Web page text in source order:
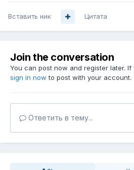
Вставить ник Цитата
Join the conversation
You can post now and register later.
sign in now to post with your account.
Ответить в тему...